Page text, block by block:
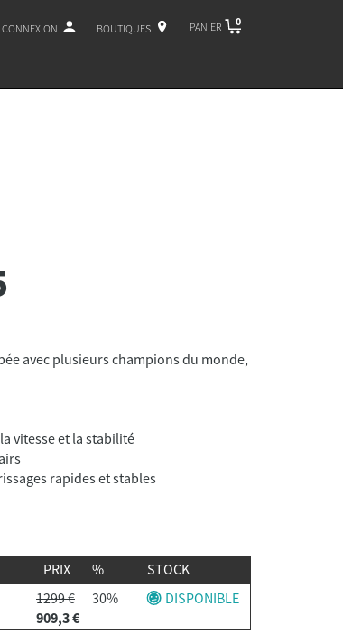
CONNEXION BOUTIQUES PANIER 0
avec plusieurs champions du monde,
vitesse et la stabilité
rapides et stables
PRIX %
STOCK
1299 €
909,3 €
30% DISPONIBLE